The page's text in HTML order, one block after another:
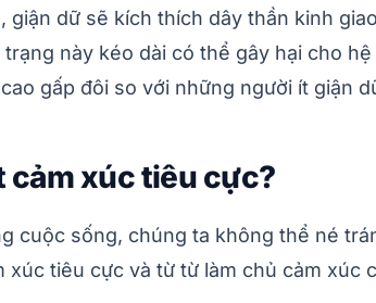
giận dữ sẽ kích thích dây thần kinh
này kéo dài có thể gây hại cho
gấp đôi so với những người ít giận
cảm xúc tiêu cực?
cuộc sống, chúng ta không thể né
tiêu cực và từ từ làm chủ cảm xúc